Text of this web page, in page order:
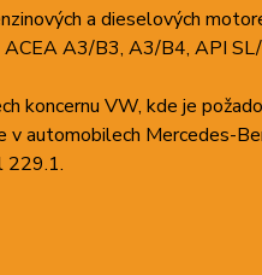
a dieselových
A3/B3, A3/B4, API
koncernu VW, kde je
Mercedes-
229.1.